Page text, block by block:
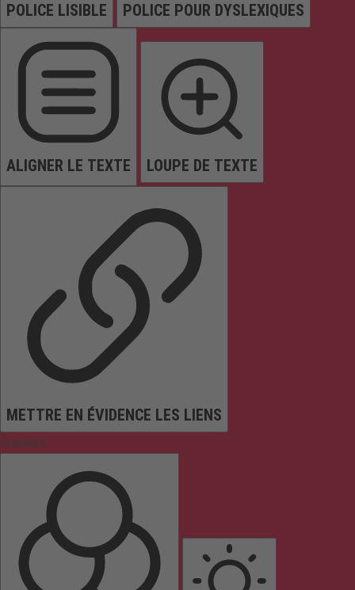
POLICE LISIBLE POLICE POUR DYSLEXIQUES
ALIGNER LE TEXTE LOUPE DE TEXTE
METTRE EN ÉVIDENCE LES LIENS
Couleurs